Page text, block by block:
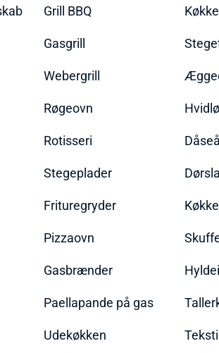
Grill BBQ
Gasgrill
Webergrill
Røgeovn
Rotisseri
Stegeplader
Frituregryder
Pizzaovn
Gasbrænder
Paellapande på gas
Udekøkken